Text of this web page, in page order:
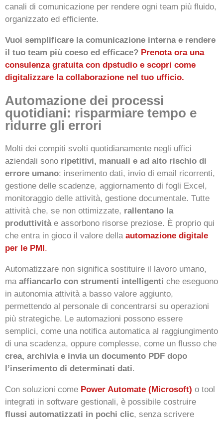
canali di comunicazione per rendere ogni team più fluido,
organizzato ed efficiente.
Vuoi semplificare la comunicazione interna e rendere
il tuo team più coeso ed efficace? Prenota ora una
consulenza gratuita con dpstudio e scopri come
digitalizzare la collaborazione nel tuo ufficio.
Automazione dei processi
quotidiani: risparmiare tempo e
ridurre gli errori
Molti dei compiti svolti quotidianamente negli uffici
aziendali sono ripetitivi, manuali e ad alto rischio di
errore umano: inserimento dati, invio di email ricorrenti,
gestione delle scadenze, aggiornamento di fogli Excel,
monitoraggio delle attività, gestione documentale. Tutte
attività che, se non ottimizzate, rallentano la
produttivitàe assorbono risorse preziose. È proprio qui
che entra in gioco il valore della automazione digitale
per le PMI.
Automatizzare non significa sostituire il lavoro umano,
ma affiancarlo con strumenti intelligenti che eseguono
in autonomia attività a basso valore aggiunto,
permettendo al personale di concentrarsi su operazioni
più strategiche. Le automazioni possono essere
semplici, come una notifica automatica al raggiungimento
di una scadenza, oppure complesse, come un flusso che
crea, archivia e invia un documento PDF dopo
l’inserimento di determinati dati.
Con soluzioni come Power Automate (Microsoft) o tool
integrati in software gestionali, è possibile costruire
flussi automatizzati in pochi clic, senza scrivere